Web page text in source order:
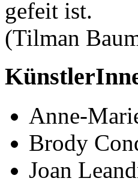
gefeit ist.
(Tilman
Anne-
Brody
Joan